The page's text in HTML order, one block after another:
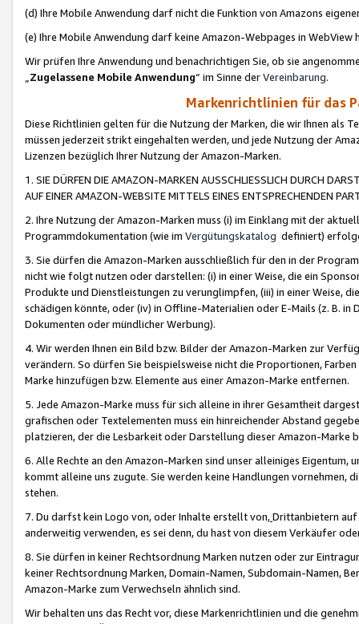
(d) Ihre Mobile Anwendung darf nicht die Funktion von Amazons
(e) Ihre Mobile Anwendung darf keine Amazon-Webpages in WebView
Wir prüfen Ihre Anwendung und benachrichtigen Sie, ob sie
„Zugelassene Mobile Anwendung“ im Sinne derVereinbarung.
Markenrichtlinien für das
Diese Richtlinien gelten für die Nutzung der Marken, die wir Ihnen als
müssen jederzeit strikt eingehalten werden, und jede Nutzung der
Lizenzen bezüglich Ihrer Nutzung der Amazon-Marken.
1. SIE DÜRFEN DIE AMAZON-MARKEN AUSSCHLIESSLICH DURCH
AUF EINER AMAZON-WEBSITE MITTELS EINES ENTSPRECHENDEN
2. Ihre Nutzung der Amazon-Marken muss (i) im Einklang mit der
Programmdokumentation (wie im Vergütungskatalog definiert)
3. Sie dürfen die Amazon-Marken ausschließlich für den in der
nicht wie folgt nutzen oder darstellen: (i) in einer Weise, die ein
Produkte und Dienstleistungen zu verunglimpfen, (iii) in einer Weise,
schädigen könnte, oder (iv) in Offline-Materialien oder E-Mails (z. B. in
Dokumenten oder mündlicher Werbung).
4. Wir werden Ihnen ein Bild bzw. Bilder der Amazon-Marken zur
verändern. So dürfen Sie beispielsweise nicht die Proportionen,
Marke hinzufügen bzw. Elemente aus einer Amazon-Marke entfernen.
5. Jede Amazon-Marke muss für sich alleine in ihrer Gesamtheit
grafischen oder Textelementen muss ein hinreichender Abstand
platzieren, der die Lesbarkeit oder Darstellung dieser Amazon-Marke
6. Alle Rechte an den Amazon-Marken sind unser alleiniges
kommt alleine uns zugute. Sie werden keine Handlungen vornehmen,
stehen.
7. Du darfst kein Logo von, oder Inhalte erstellt von,Drittanbietern auf
anderweitig verwenden, es sei denn, du hast von diesem Verkäufer
8. Sie dürfen in keiner Rechtsordnung Marken nutzen oder zur
keiner Rechtsordnung Marken, Domain-Namen, Subdomain-Namen,
Amazon-Marke zum Verwechseln ähnlich sind.
Wir behalten uns das Recht vor, diese Markenrichtlinien und die